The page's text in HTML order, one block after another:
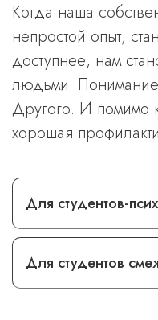
Когда наша
непростой опыт,
доступнее, нам
людьми. Понимание
Другого. И помимо
хорошая
Для студентов-
Для студентов